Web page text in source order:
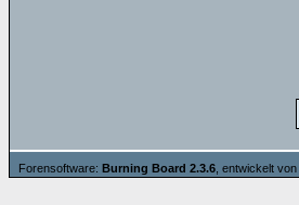
Forensoftware: Burning Board 2.3.6 , entwickelt von